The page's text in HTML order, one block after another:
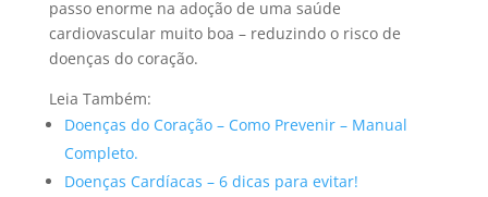
passo enorme na adoção de uma saúde
cardiovascular muito boa – reduzindo o risco de
doenças do coração.
Leia Também:
Doenças do Coração – Como Prevenir – Manual
Completo.
Doenças Cardíacas – 6 dicas para evitar!